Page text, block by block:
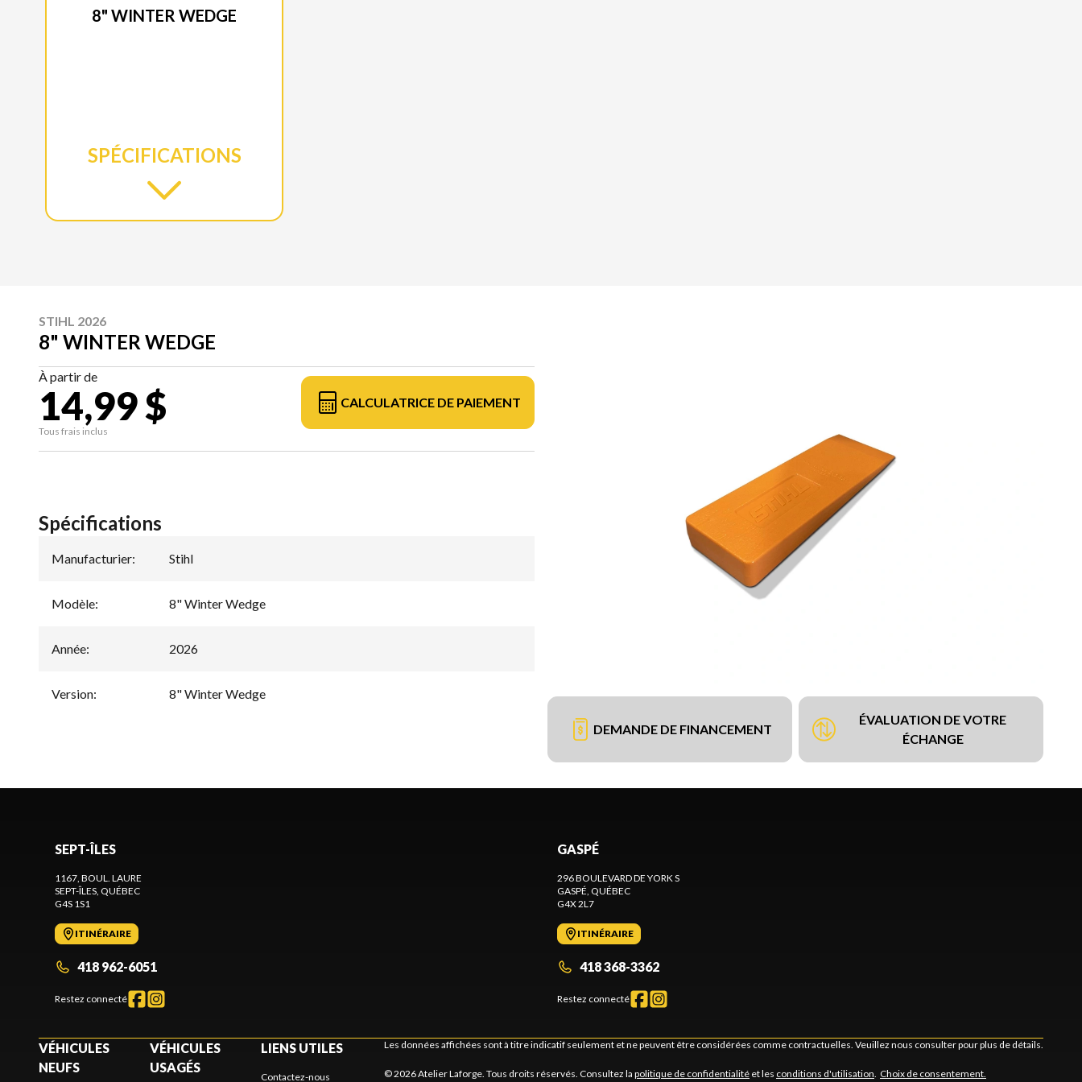
8" WINTER WEDGE
SPÉCIFICATIONS
STIHL 2026
8" WINTER WEDGE
À partir de
14,99 $
Tous frais inclus
CALCULATRICE DE PAIEMENT
DEMANDE DE FINANCEMENT
ÉVALUATION DE VOTRE
ÉCHANGE
Spécifications
Manufacturier: Stihl
Modèle: 8" Winter Wedge
Année: 2026
Version: 8" Winter Wedge
SEPT-ÎLES
1167, BOUL. LAURE
SEPT-ÎLES, QUÉBEC
G4S 1S1
ITINÉRAIRE
418 962-6051
Restez connecté
GASPÉ
296 BOULEVARD DE YORK S
GASPÉ, QUÉBEC
G4X 2L7
ITINÉRAIRE
418 368-3362
Restez connecté
VÉHICULES
NEUFS
VÉHICULES
USAGÉS
LIENS UTILES
Contactez-nous
Les données affichées sont à titre indicatif seulement et ne peuvent être considérées comme contractuelles. Veuillez nous consulter pour plus de détails.
© 2026 Atelier Laforge. Tous droits réservés. Consultez la politique de confidentialité et les conditions d'utilisation. Choix de consentement.